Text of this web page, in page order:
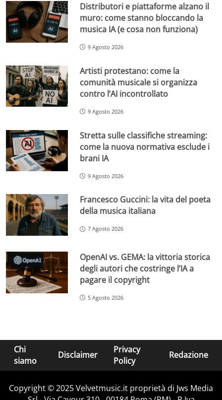
Distributori e piattaforme alzano il
muro: come stanno bloccando la
musica IA (e cosa non funziona)
9 Agosto 2026
Artisti protestano: come la
comunità musicale si organizza
contro l’AI incontrollato
9 Agosto 2026
Stretta sulle classifiche streaming:
come la nuova normativa esclude i
brani IA
9 Agosto 2026
Francesco Guccini: la vita del poeta
della musica italiana
7 Agosto 2026
OpenAI vs. GEMA: la vittoria storica
degli autori che costringe l’IA a
pagare il copyright
5 Agosto 2026
Chi
siamo
Disclaimer
Privacy
Policy
Redazione
Copyright © 2025 Velvetmusic.it proprietà di Jws Media